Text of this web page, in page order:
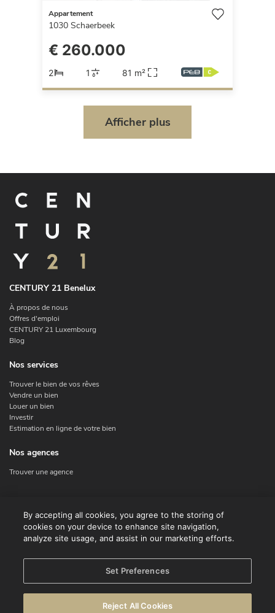
Appartement
1030 Schaerbeek
€ 260.000
2 1 81 m²
Afficher plus
CENTURY 21 Benelux
À propos de nous
Offres d'emploi
CENTURY 21 Luxembourg
Blog
Nos services
Trouver le bien de vos rêves
Vendre un bien
Louer un bien
Investir
Estimation en ligne de votre bien
Nos agences
Trouver une agence
Contact
Facebook
By accepting all cookies, you agree to the storing of
cookies on your device to enhance site navigation,
analyze site usage, and assist in our marketing efforts.
Set Preferences
Reject All Cookies